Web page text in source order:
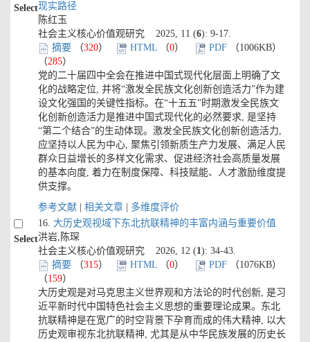
Select现实路径
陈红玉
社会主义核心价值观研究 2025, 11 (6): 9-17.
摘要（320） HTML（0） PDF（1006KB）
（285）
党的二十届四中全会在推进中国式现代化层面上明确了文
化的战略定位, 并将“激发全民族文化创新创造活力”作为建
设文化强国的关键性指标。在“十五五”时期激发全民族文
化创新创造活力是推进中国式现代化的必然要求, 是坚持
“第二个结合”的生动体现。激发全民族文化创新创造活力,
应坚持以人民为中心, 聚焦引领新质生产力发展、满足人民
群众日益增长的多样文化需求、促进经济社会高质量发展
的基本向度, 着力在制度保障、科技赋能、人才激励维度提
供支撑。
参考文献| 相关文章| 多维度评价
Select
16. 大历史观视域下东北抗联精神的丰富内涵与重要价值
洪岩,陈琛
社会主义核心价值观研究 2026, 12 (1): 34-43.
摘要（315） HTML（0） PDF（1076KB）
（159）
大历史观是对马克思主义世界观和方法论的时代创新, 是习
近平新时代中国特色社会主义思想的重要理论成果。东北
抗联精神是在宽广的时空背景下孕育而成的伟大精神, 以大
历史观审视东北抗联精神, 尤其是从中华民族发展的历史长